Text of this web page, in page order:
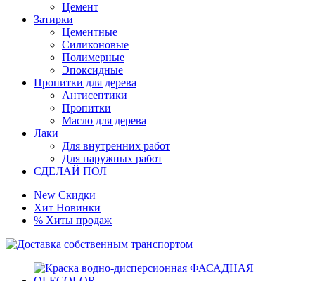
Цемент
Затирки
Цементные
Силиконовые
Полимерные
Эпоксидные
Пропитки для дерева
Антисептики
Пропитки
Масло для дерева
Лаки
Для внутренних работ
Для наружных работ
СДЕЛАЙ ПОЛ
New Скидки
Хит Новинки
% Хиты продаж